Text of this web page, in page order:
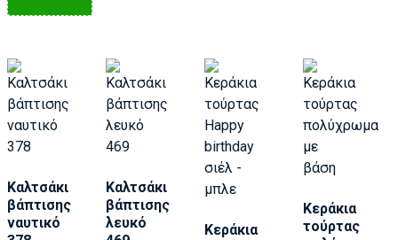
Καλτσάκι
βάπτισης
ναυτικό
Καλτσάκι
βάπτισης
λευκό
Κεράκια
Κεράκια
τούρτας